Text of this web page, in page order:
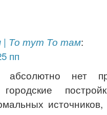
| То тут То там:
пп
нет